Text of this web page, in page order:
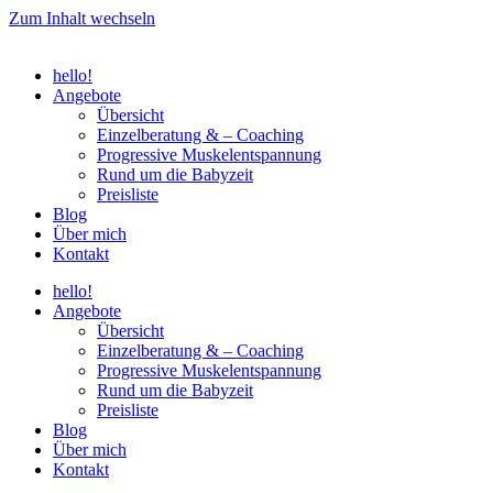
Zum Inhalt wechseln
hello!
Angebote
Übersicht
Einzelberatung & – Coaching
Progressive Muskelentspannung
Rund um die Babyzeit
Preisliste
Blog
Über mich
Kontakt
hello!
Angebote
Übersicht
Einzelberatung & – Coaching
Progressive Muskelentspannung
Rund um die Babyzeit
Preisliste
Blog
Über mich
Kontakt